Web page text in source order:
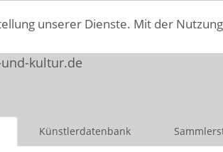
unserer Dienste. Mit der
kultur.de
Künstlerdatenbank